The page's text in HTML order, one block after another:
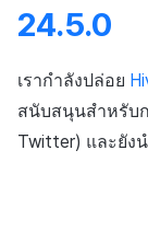
24.5.0
เรากำลังปล่อย
สนับสนุนสำหรับ
Twitter) และยัง